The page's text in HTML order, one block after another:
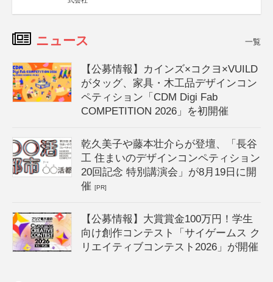
ニュース 一覧
【公募情報】カインズ×コクヨ×VUILD
がタッグ、家具・木工品デザインコン
ペティション「CDM Digi Fab
COMPETITION 2026」を初開催
乾久美子や藤本壮介らが登壇、「長谷
工 住まいのデザインコンペティション
20回記念 特別講演会」が8月19日に開
催[PR]
【公募情報】大賞賞金100万円！学生
向け創作コンテスト「サイゲームス ク
リエイティブコンテスト2026」が開催